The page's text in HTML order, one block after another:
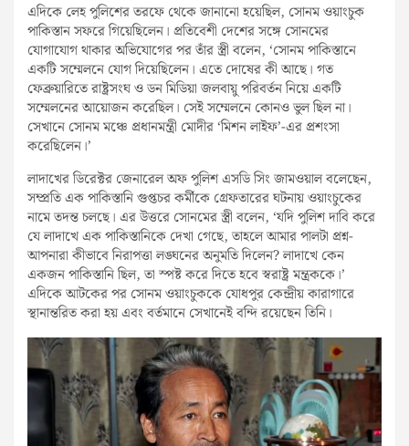
এদিকে লেহ পুলিশের তরফে থেকে জানানো হয়েছিল, সোনম ওয়াংচুক
পাকিস্তান সফরে গিয়েছিলেন। প্রতিবেশী দেশের সঙ্গে সোনমের
যোগাযোগ থাকার অভিযোগের পর তাঁর স্ত্রী বলেন, ‘সোনম পাকিস্তানে
একটি সম্মেলনে যোগ দিয়েছিলেন। এতে দোষের কী আছে। গত
ফেব্রুয়ারিতে রাষ্ট্রসংঘ ও ডন মিডিয়া জলবায়ু পরিবর্তন নিয়ে একটি
সম্মেলনের আয়োজন করেছিল। সেই সম্মেলনে কোনও ভুল ছিল না।
সেখানে সোনম মঞ্চে প্রধানমন্ত্রী মোদীর ‘মিশন লাইফ’-এর প্রশংসা
করেছিলেন।’
লাদাখের ডিরেক্টর জেনারেল অফ পুলিশ এসডি সিং জামওয়াল বলেছেন,
সম্প্রতি এক পাকিস্তানি গুপ্তচর কর্মীকে গ্রেফতারের ঘটনায় ওয়াংচুকের
নামে তদন্ত চলছে। এর উত্তরে সোনমের স্ত্রী বলেন, ‘যদি পুলিশ দাবি করে
যে লাদাখে এক পাকিস্তানিকে দেখা গেছে, তাহলে আমার পালটা প্রশ্ন-
আপনারা কীভাবে নিরাপত্তা লঙ্ঘনের অনুমতি দিলেন? লাদাখে কেন
একজন পাকিস্তানি ছিল, তা স্পষ্ট করে দিতে হবে স্বরাষ্ট্র মন্ত্রককে।’
এদিকে আটকের পর সোনম ওয়াংচুককে যোধপুর কেন্দ্রীয় কারাগারে
স্থানান্তরিত করা হয় এবং বর্তমানে সেখানেই বন্দি রয়েছেন তিনি।